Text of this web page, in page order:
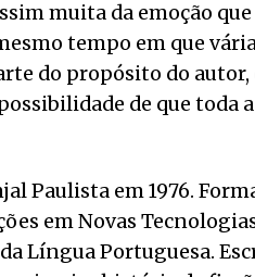
muita da emoção
tempo em que
do propósito do
de que toda
Paulista em 1976.
em Novas
Língua Portuguesa.